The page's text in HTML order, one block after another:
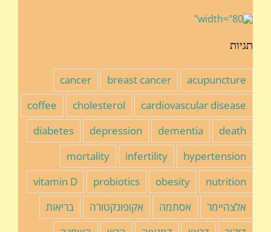
תגיות
acupuncture
breast cancer
cancer
cardiovascular disease
cholesterol
coffee
death
dementia
depression
diabetes
hypertension
infertility
mortality
nutrition
obesity
probiotics
vitamin D
אלצהיימר
אסתמה אקופונקטורה
בריאות